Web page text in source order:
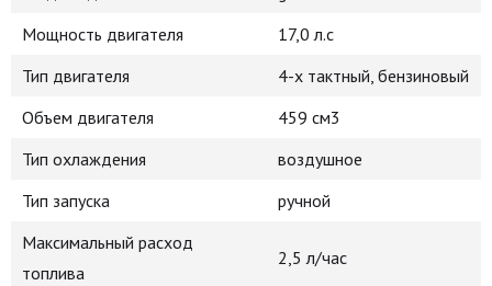
Мощность двигателя
17,0 л.с
Тип двигателя
4-х тактный, бензиновый
Объем двигателя
459 см3
Тип охлаждения
воздушное
Тип запуска
ручной
Максимальный расход
топлива
2,5 л/час